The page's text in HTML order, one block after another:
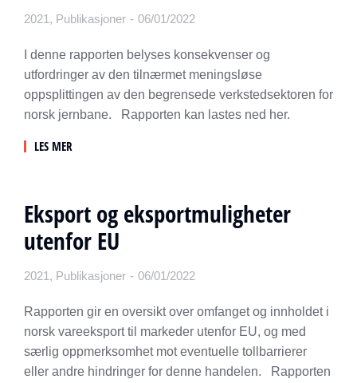
2021 , Publikasjoner 06/01/2022
I denne rapporten belyses konsekvenser og
utfordringer av den tilnærmet meningsløse
oppsplittingen av den begrensede verkstedsektoren for
norsk jernbane. Rapporten kan lastes ned her.
LES MER
Eksport og eksportmuligheter
utenfor EU
2021 , Publikasjoner 06/01/2022
Rapporten gir en oversikt over omfanget og innholdet i
norsk vareeksport til markeder utenfor EU, og med
særlig oppmerksomhet mot eventuelle tollbarrierer
eller andre hindringer for denne handelen. Rapporten